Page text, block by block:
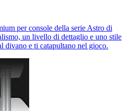
per console della serie Astro di
un livello di dettaglio e uno stile
divano e ti catapultano nel gioco.